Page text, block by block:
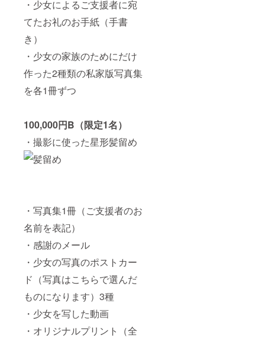
・少女によるご支援者に宛
てたお礼のお手紙（手書
き）
・少女の家族のためにだけ
作った2種類の私家版写真集
を各1冊ずつ
100,000円B（限定1名）
・撮影に使った星形髪留め
・写真集1冊（ご支援者のお
名前を表記）
・感謝のメール
・少女の写真のポストカー
ド（写真はこちらで選んだ
ものになります）3種
・少女を写した動画
・オリジナルプリント（全